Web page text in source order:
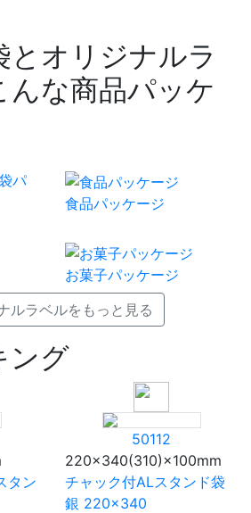
とオリジナルラ
んな商品パッケ
食品パッケージ
お菓子パッケージ
ルラベルをもっと見る
ング
タン
50112
220×340(310)×100mm
チャック付ALスタンド袋
銀 220×340